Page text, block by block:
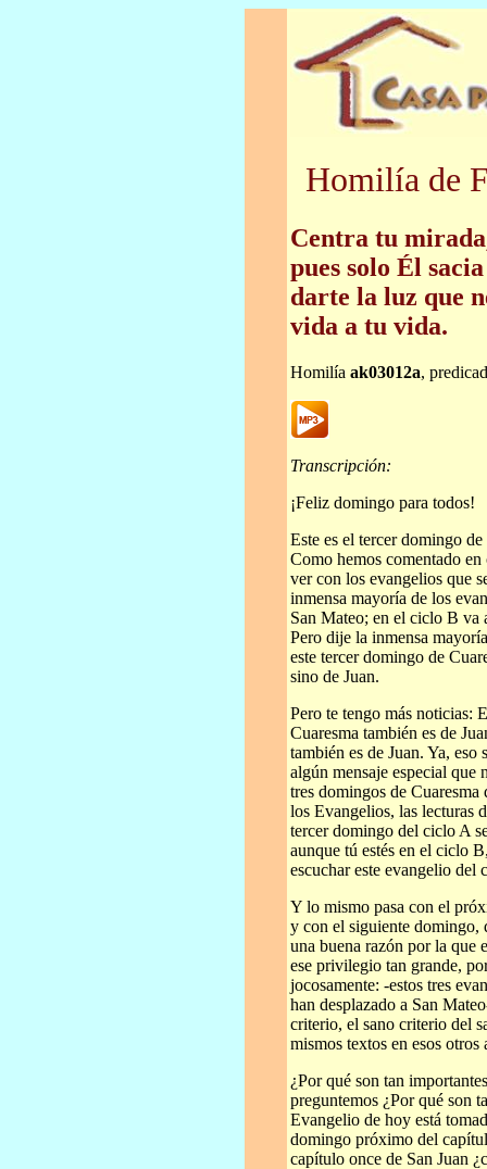
Homilía de
Centra tu
pues solo Él
darte la luz que
vida a tu vida.
Homilía ak03012a,
Transcripción:
¡Feliz domingo para todos!
Este es el tercer domingo
Como hemos comentado
ver con los evangelios que
inmensa mayoría de los
San Mateo; en el ciclo B va
Pero dije la inmensa
este tercer domingo de
sino de Juan.
Pero te tengo más noticias:
Cuaresma también es de
también es de Juan. Ya, eso
algún mensaje especial que
tres domingos de
los Evangelios, las lecturas
tercer domingo del ciclo A
aunque tú estés en el ciclo
escuchar este evangelio del
Y lo mismo pasa con el
y con el siguiente domingo,
una buena razón por la que
ese privilegio tan grande,
jocosamente: -estos tres
han desplazado a San
criterio, el sano criterio del
mismos textos en esos otros
¿Por qué son tan
preguntemos ¿Por qué son
Evangelio de hoy está
domingo próximo del
capítulo once de San Juan